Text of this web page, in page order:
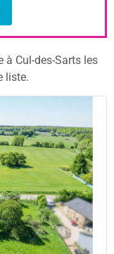
à Cul-des-Sarts les
liste.